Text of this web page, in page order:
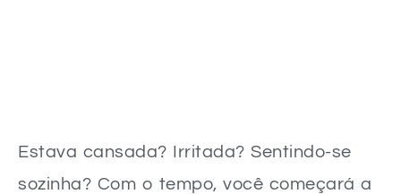
Estava cansada? Irritada? Sentindo-se
sozinha? Com o tempo, você começará a